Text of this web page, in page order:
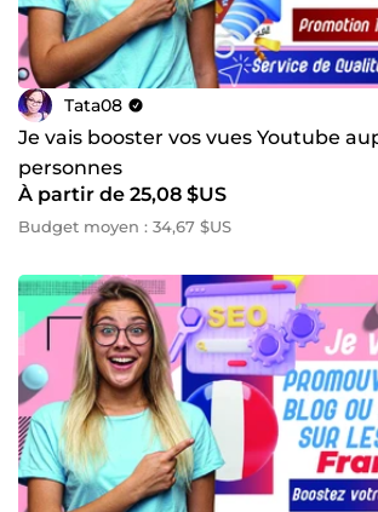
Tata08
Je vais booster vos vues Youtube
personnes
À partir de 25,08 $US
Budget moyen : 34,67 $US